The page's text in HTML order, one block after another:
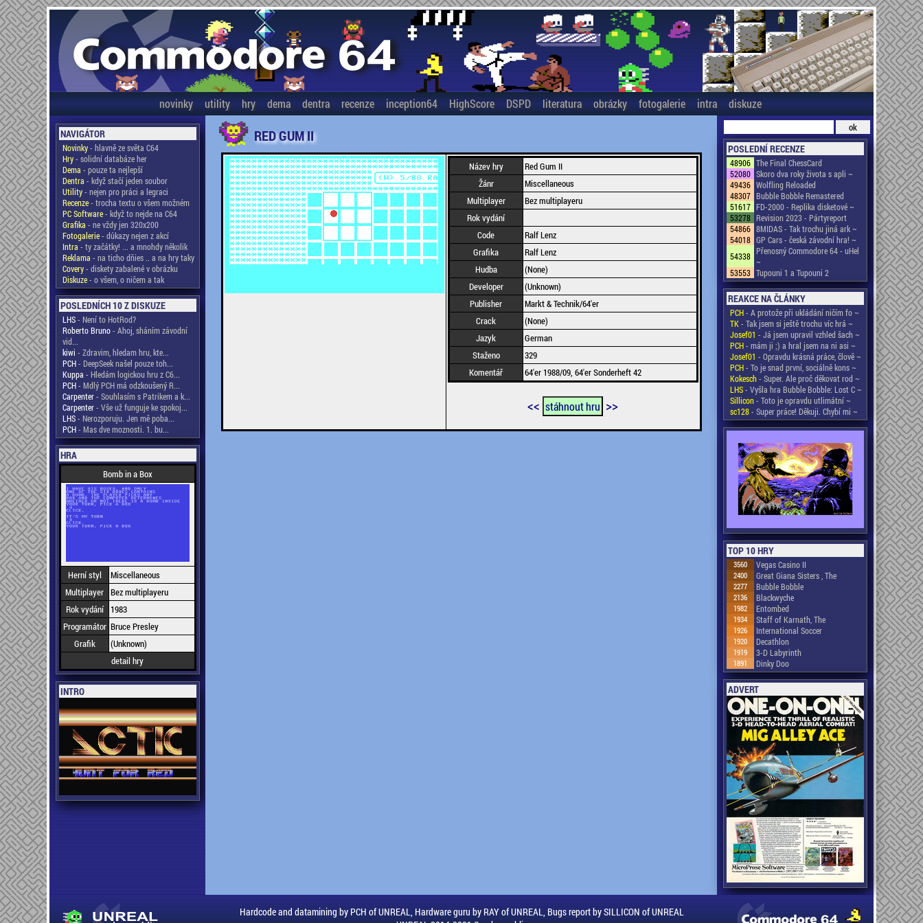
novinky utility hry dema dentra recenze inception64 HighScore DSPD literatura obrázky fotogalerie intra diskuze
NAVIGÁTOR
Novinky- hlavně ze světa C64
Hry- solidní databáze her
Dema - pouze ta nejlepší
Dentra - když stačí jeden soubor
Utility- nejen pro práci a legraci
Recenze- trocha textu o všem možném
PC Software- když to nejde na C64
Grafika - ne vždy jen 320x200
Fotogalerie- důkazy nejen z akcí
Intra - ty začátky! ... a mnohdy několik
Reklama - na ticho dňies .. a na hry taky
Covery- diskety zabalené v obrázku
Diskuze- o všem, o ničem a tak
POSLEDNÍCH 10 Z DISKUZE
LHS- Není to HotRod?
Roberto Bruno- Ahoj, sháním závodní
vid...
kiwi - Zdravim, hledam hru, kte...
PCH- DeepSeek našel pouze toh...
Kuppa - Hledám logickou hru z C6...
PCH- Mdlý PCH má odzkoušený R...
Carpenter- Souhlasím s Patrikem a k...
Carpenter- Vše už funguje ke spokoj...
LHS- Nerozporuju. Jen mě poba...
PCH- Mas dve moznosti. 1. bu...
HRA
Bomb in a Box
Herní styl
Miscellaneous
Multiplayer Bez multiplayeru
Rok vydání
1983
Programátor Bruce Presley
Grafik
(Unknown)
detail hry
INTRO
RED GUM II
Název hry
Red Gum II
Žánr
Miscellaneous
Multiplayer
Bez multiplayeru
Rok vydání
Code
Ralf Lenz
Grafika
Ralf Lenz
Hudba
(None)
Developer
(Unknown)
Publisher
Markt & Technik/64'er
Crack
(None)
Jazyk
German
Staženo
329
Komentář
64'er 1988/09, 64'er Sonderheft 42
<< stáhnout hru >>
POSLEDNÍ RECENZE
48906 The Final ChessCard
52080 Skoro dva roky života s apli ~
49436 Wolfling Reloaded
48307 Bubble Bobble Remastered
51617 FD-2000 - Replika disketové ~
53278 Revision 2023 - Pártyreport
54866 8MIDAS - Tak trochu jiná ark ~
54018 GP Cars - česká závodní hra! ~
54338 Přenosný Commodore 64 - uHel
~
53553 Tupouni 1 a Tupouni 2
REAKCE NA ČLÁNKY
PCH- A protože při ukládání ničím fo ~
TK- Tak jsem si ještě trochu víc hrá ~
Josef01 - Já jsem upravil vzhled šach ~
PCH- mám ji ;) a hral jsem na ni asi ~
Josef01 - Opravdu krásná práce, člově ~
PCH- To je snad první, sociálně kons ~
Kokesch- Super. Ale proč děkovat rod ~
LHS- Vyšla hra Bubble Bobble: Lost C ~
Sillicon- Toto je opravdu utlimátní ~
sc128- Super práce! Děkuji. Chybí mi ~
TOP 10 HRY
3560 Vegas Casino II
2400 Great Giana Sisters , The
2277 Bubble Bobble
2136 Blackwyche
1982 Entombed
1934 Staff of Karnath, The
1926 International Soccer
1920 Decathlon
1919 3-D Labyrinth
1891 Dinky Doo
ADVERT
Hardcode and datamining by PCH of UNREAL, Hardware guru by RAY of UNREAL, Bugs report by SILLICON of UNREAL